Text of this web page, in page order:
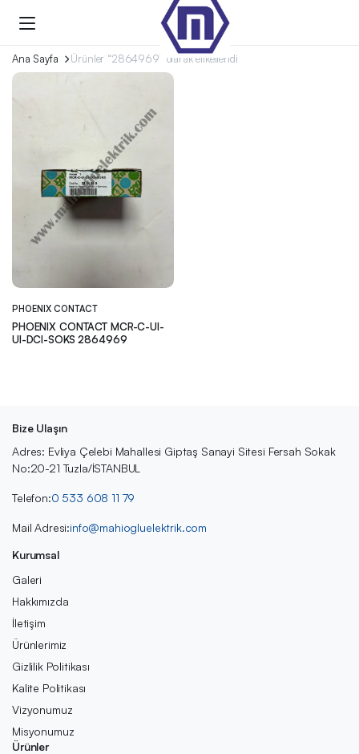
Ana Sayfa Ürünler “2864969” olarak etiketlendi
PHOENIX CONTACT
PHOENIX CONTACT MCR-C-UI-
UI-DCI-SOKS 2864969
Bize Ulaşın
Adres: Evliya Çelebi Mahallesi Giptaş Sanayi Sitesi Fersah Sokak
No:20-21 Tuzla/İSTANBUL
Telefon:0 533 608 11 79
Mail Adresi:info@mahiogluelektrik.com
Kurumsal
Galeri
Hakkımızda
İletişim
Ürünlerimiz
Gizlilik Politikası
Kalite Politikası
Vizyonumuz
Misyonumuz
Ürünler